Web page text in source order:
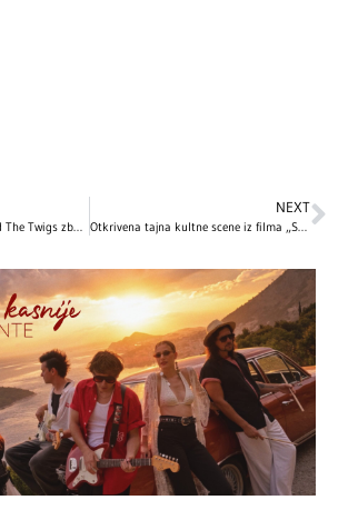
FKA Twigs tuži indie bend The Twigs zbog prijetnji vezanih za zaštitu brenda
NEXT
Otkrivena tajna kultne scene iz filma „Sam u kući“ koju je Mekoli Kalkin – potpuno improvizovao!